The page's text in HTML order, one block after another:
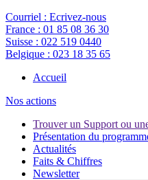
Courriel : Ecrivez-nous
France : 01 85 08 36 30
Suisse : 022 519 0440
Belgique : 023 18 35 65
Accueil
Nos actions
Trouver un Support ou
Présentation du
Actualités
Faits & Chiffres
Newsletter